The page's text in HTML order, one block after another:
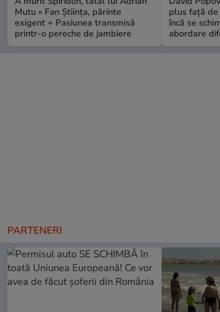
Mutu » Fan Știința, părinte
exigent + Pasiunea transmisă
printr-o pereche de jambiere
plus față de
încă se
abordare
PARTENERI